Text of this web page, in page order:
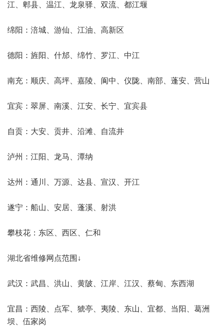
江、郫县、温江、龙泉驿、双流、都江堰
绵阳：涪城、游仙、江油、高新区
德阳：旌阳、什邡、绵竹、罗江、中江
南充：顺庆、高坪、嘉陵、阆中、仪陇、南部、蓬安、营山
宜宾：翠屏、南溪、江安、长宁、宜宾县
自贡：大安、贡井、沿滩、自流井
泸州：江阳、龙马、潭纳
达州：通川、万源、达县、宣汉、开江
遂宁：船山、安居、蓬溪、射洪
攀枝花：东区、西区、仁和
湖北省维修网点范围↓
武汉：武昌、洪山、黄陂、江岸、江汉、蔡甸、东西湖
宜昌：西陵、点军、猇亭、夷陵、东山、宜都、当阳、葛洲
坝、伍家岗